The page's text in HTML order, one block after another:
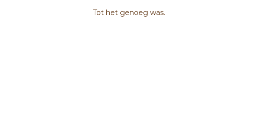
Tot het genoeg was.